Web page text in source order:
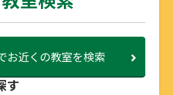
お近くの教室を検索
す